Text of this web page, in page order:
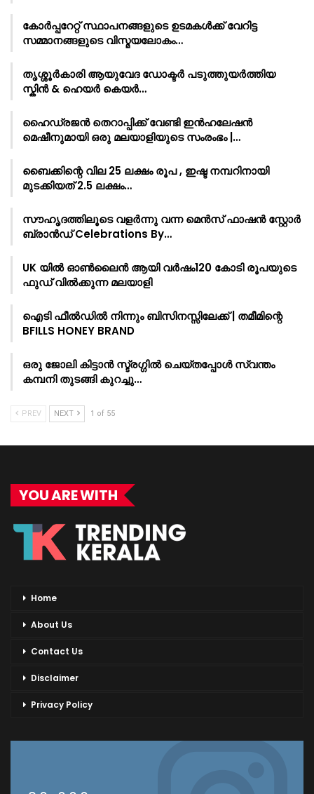
കോർപ്പറേറ്റ് സ്ഥാപനങ്ങളുടെ ഉടമകൾക്ക് വേറിട്ട
സമ്മാനങ്ങളുടെ വിസ്മയലോകം…
തൃശ്ശൂർകാരി ആയുവേദ ഡോക്ടർ പടുത്തുയർത്തിയ
സ്കിൻ & ഹെയർ കെയർ…
ഹൈഡ്രജൻ തെറാപ്പിക്ക് വേണ്ടി ഇൻഹലേഷൻ
മെഷീനുമായി ഒരു മലയാളിയുടെ സംരംഭം |…
ബൈക്കിന്റെ വില 25 ലക്ഷം രൂപ , ഇഷ്ട നമ്പറിനായി
മുടക്കിയത് 2.5 ലക്ഷം…
സൗഹൃദത്തിലൂടെ വളർന്നു വന്ന മെൻസ് ഫാഷൻ സ്റ്റോർ
ബ്രാൻഡ് Celebrations By…
UK യിൽ ഓൺലൈൻ ആയി വർഷം120 കോടി രൂപയുടെ
ഫുഡ് വിൽക്കുന്ന മലയാളി
ഐടി ഫീൽഡിൽ നിന്നും ബിസിനസ്സിലേക്ക് | തമീമിന്റെ
BFILLS HONEY BRAND
ഒരു ജോലി കിട്ടാൻ സ്ട്രഗ്ഗിൽ ചെയ്തപ്പോൾ സ്വന്തം
കമ്പനി തുടങ്ങി കുറച്ചു…
PREV NEXT 1 of 55
YOU ARE WITH
Home
About Us
Contact Us
Disclaimer
Privacy Policy